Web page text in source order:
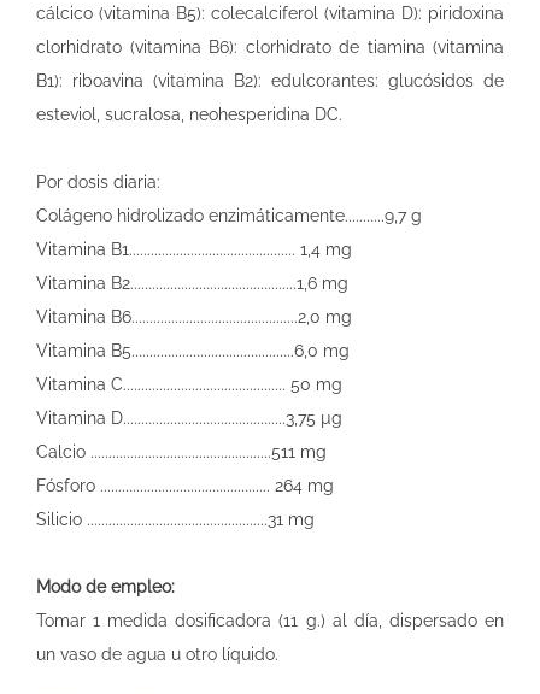
cálcico (vitamina B5): colecalciferol (vitamina D): piridoxina
clorhidrato (vitamina B6): clorhidrato de tiamina (vitamina
B1): riboavina (vitamina B2): edulcorantes: glucósidos de
esteviol, sucralosa, neohesperidina DC.
Por dosis diaria:
Colágeno hidrolizado enzimáticamente...........9,7 g
Vitamina B1.............................................. 1,4 mg
Vitamina B2..............................................1,6 mg
Vitamina B6..............................................2,0 mg
Vitamina B5.............................................6,0 mg
Vitamina C............................................. 50 mg
Vitamina D.............................................3,75 µg
Calcio ..................................................511 mg
Fósforo ............................................... 264 mg
Silicio ..................................................31 mg
Modo de empleo:
Tomar 1 medida dosificadora (11 g.) al día, dispersado en
un vaso de agua u otro líquido.